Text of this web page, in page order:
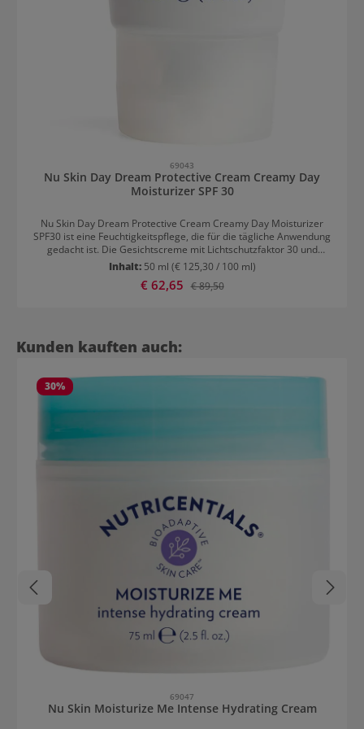
69043
Nu Skin Day Dream Protective Cream Creamy Day
Moisturizer SPF 30
Nu Skin Day Dream Protective Cream Creamy Day Moisturizer
SPF30 ist eine Feuchtigkeitspflege, die für die tägliche Anwendung
gedacht ist. Die Gesichtscreme mit Lichtschutzfaktor 30 und
bioadaptiven Pflanzenextrakten bietet hohen Sonnenschutz und
Schutz vor Auswirkungen umweltbedingter Stressfaktoren. Die
Creme ist für alle Hauttypen geeignet. Die Tube besteht zu 34%
Alterserscheinungen Schützende Pflege bei nachteiligen Effekten
von Stress und Umweltfaktoren Effektive Feuchtigkeitsversorgung
Schimmer Die Wissenschaft hinter Nu Skin Day Dream Protective
Cream Creamy Day Moisturizer SPF 30 Eine Kombination aus
Pflanzenextrakten, die aus extremen Klimazonen kommen,
anderen Umwelteinflüssen. Inhaltsstoffe wie der Extrakt aus
französischen roten Paprikaschoten bilden ein Schutzschild gegen
nachteilige Auswirkungen übermäßiger Strahlung von blauem und
das Gesicht und den Hals mit nach außen gerichteten
Aufwärtsbewegungen auftragen. Jeden Tag am Morgen
verwenden.
Inhalt: 50 ml (€ 125,30 / 100 ml)
Verkaufspreis:
€ 62,65 Regulärer Preis:
€ 89,50
Produktgalerie überspringen
Kunden kauften auch:
30%
69047
Nu Skin Moisturize Me Intense Hydrating Cream